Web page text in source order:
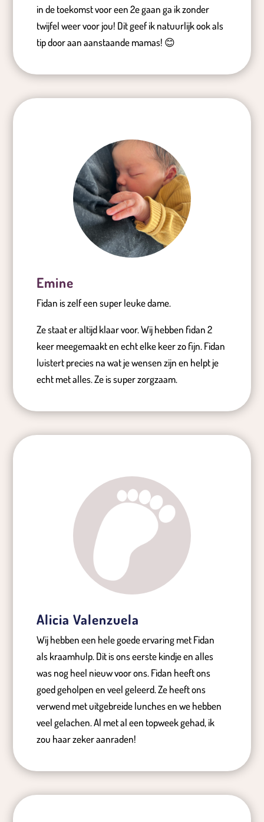
in de toekomst voor een 2e gaan ga ik zonder
twijfel weer voor jou! Dit geef ik natuurlijk ook als
tip door aan aanstaande mamas! 😊
Emine
Fidan is zelf een super leuke dame.
Ze staat er altijd klaar voor. Wij hebben fidan 2
keer meegemaakt en echt elke keer zo fijn. Fidan
luistert precies na wat je wensen zijn en helpt je
echt met alles. Ze is super zorgzaam.
Alicia Valenzuela
Wij hebben een hele goede ervaring met Fidan
als kraamhulp. Dit is ons eerste kindje en alles
was nog heel nieuw voor ons. Fidan heeft ons
goed geholpen en veel geleerd. Ze heeft ons
verwend met uitgebreide lunches en we hebben
veel gelachen. Al met al een topweek gehad, ik
zou haar zeker aanraden!